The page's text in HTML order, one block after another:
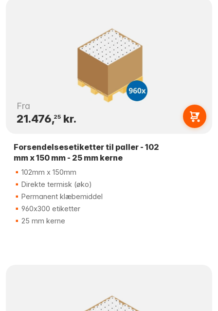
Fra
21.476,25kr.
Forsendelsesetiketter til paller - 102
mm x 150 mm - 25 mm kerne
102mm x 150mm
Direkte termisk (øko)
Permanent klæbemiddel
960x300 etiketter
25 mm kerne